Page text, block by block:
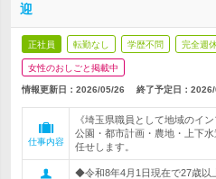
迎
正社員 転勤なし 学歴不問 完全週
女性のおしごと掲載中
情報更新日：2026/05/26 終了予定日：
仕事内容
《埼玉県職員として地域のイ
公園・都市計画・農地・上下
任せします。
◆令和8年4月1日現在で27歳